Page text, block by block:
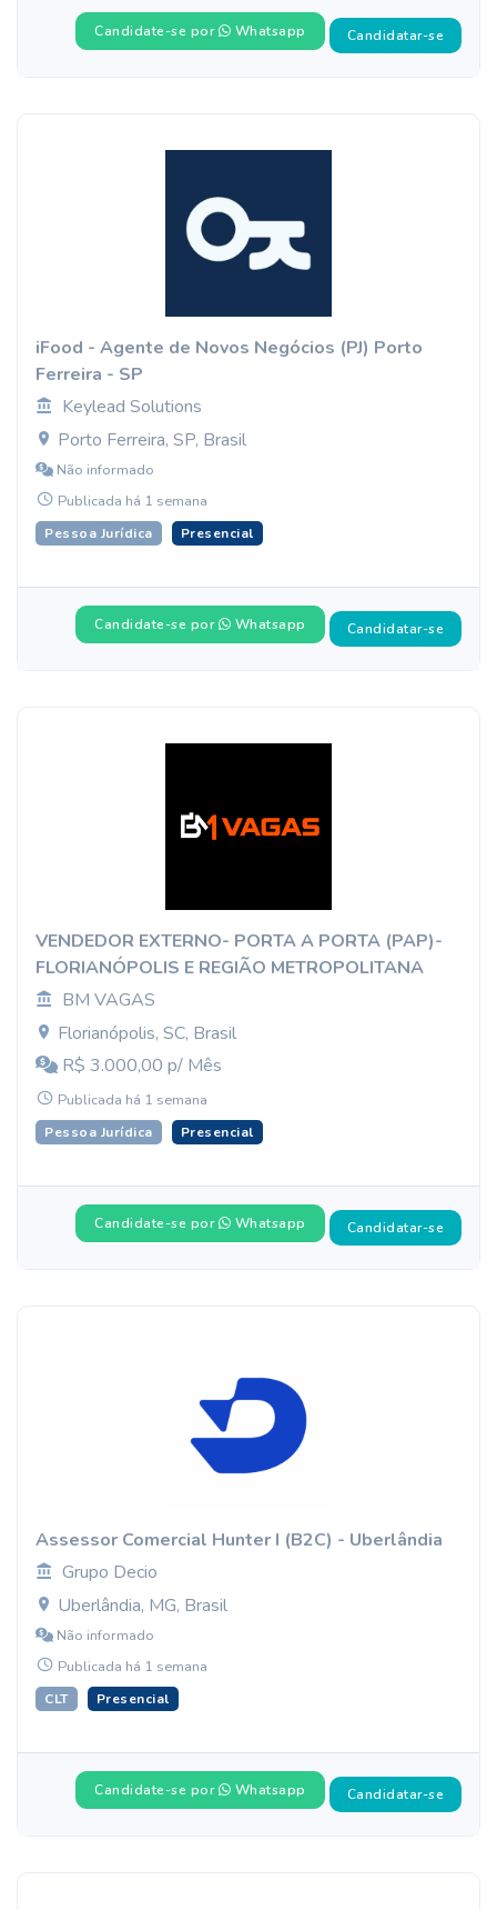
Candidate-se por Whatsapp Candidatar-se
iFood - Agente de Novos Negócios (PJ) Porto
Ferreira - SP
Keylead Solutions
Porto Ferreira, SP, Brasil
Não informado
Publicada há 1 semana
Pessoa Jurídica Presencial
Candidate-se por Whatsapp Candidatar-se
VENDEDOR EXTERNO- PORTA A PORTA (PAP)-
FLORIANÓPOLIS E REGIÃO METROPOLITANA
BM VAGAS
Florianópolis, SC, Brasil
R$ 3.000,00 p/ Mês
Publicada há 1 semana
Pessoa Jurídica Presencial
Candidate-se por Whatsapp Candidatar-se
Assessor Comercial Hunter I (B2C) - Uberlândia
Grupo Decio
Uberlândia, MG, Brasil
Não informado
Publicada há 1 semana
CLT Presencial
Candidate-se por Whatsapp Candidatar-se